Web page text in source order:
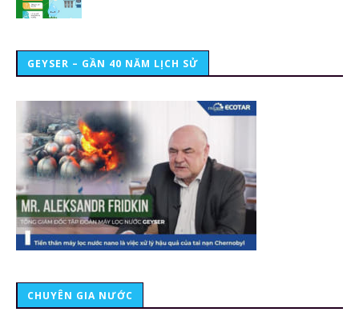
GEYSER – GẦN 40 NĂM LỊCH SỬ
CHUYÊN GIA NƯỚC